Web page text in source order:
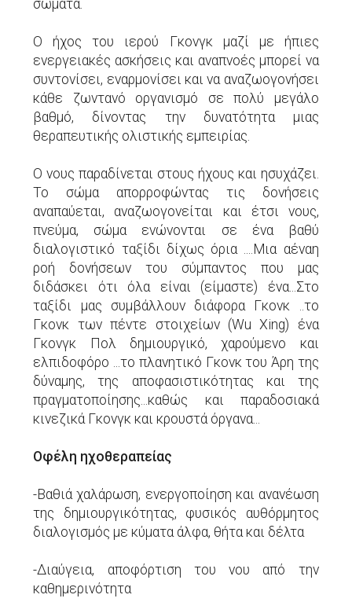
σώματα.
Ο ήχος του ιερού Γκονγκ μαζί με ήπιες
ενεργειακές ασκήσεις και αναπνοές μπορεί να
συντονίσει, εναρμονίσει και να αναζωογονήσει
κάθε ζωντανό οργανισμό σε πολύ μεγάλο
βαθμό, δίνοντας την δυνατότητα μιας
θεραπευτικής ολιστικής εμπειρίας.
Ο νους παραδίνεται στους ήχους και ησυχάζει.
Το σώμα απορροφώντας τις δονήσεις
αναπαύεται, αναζωογονείται και έτσι νους,
πνεύμα, σώμα ενώνονται σε ένα βαθύ
διαλογιστικό ταξίδι δίχως όρια ....Μια αέναη
ροή δονήσεων του σύμπαντος που μας
διδάσκει ότι όλα είναι (είμαστε) ένα...Στο
ταξίδι μας συμβάλλουν διάφορα Γκονκ ..το
Γκονκ των πέντε στοιχείων (Wu Xing) ένα
Γκονγκ Πολ δημιουργικό, χαρούμενο και
ελπιδοφόρο ...το πλανητικό Γκονκ του Άρη της
δύναμης, της αποφασιστικότητας και της
πραγματοποίησης...καθώς και παραδοσιακά
κινεζικά Γκονγκ και κρουστά όργανα...
Οφέλη ηχοθεραπείας
-Βαθιά χαλάρωση, ενεργοποίηση και ανανέωση
της δημιουργικότητας, φυσικός αυθόρμητος
διαλογισμός με κύματα άλφα, θήτα και δέλτα
-Διαύγεια, αποφόρτιση του νου από την
καθημερινότητα